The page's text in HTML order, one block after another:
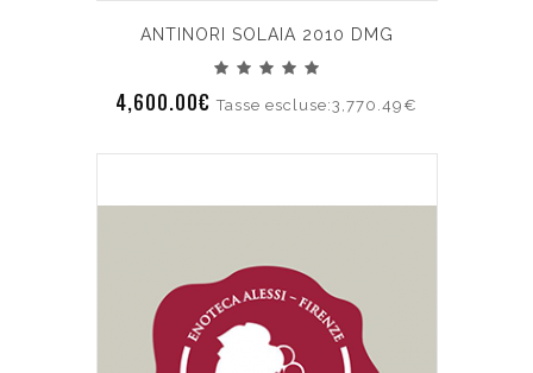
ANTINORI SOLAIA 2010 DMG
4,600.00€Tasse escluse:3,770.49€